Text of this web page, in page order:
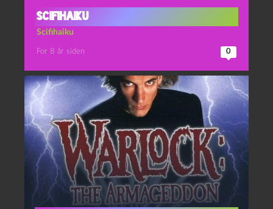
Scifihaiku
Scifihaiku
For 8 år siden 0